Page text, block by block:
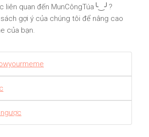
liên quan đến MunCôngTúa╰‿╯?
gợi ý của chúng tôi để nâng cao
của bạn.